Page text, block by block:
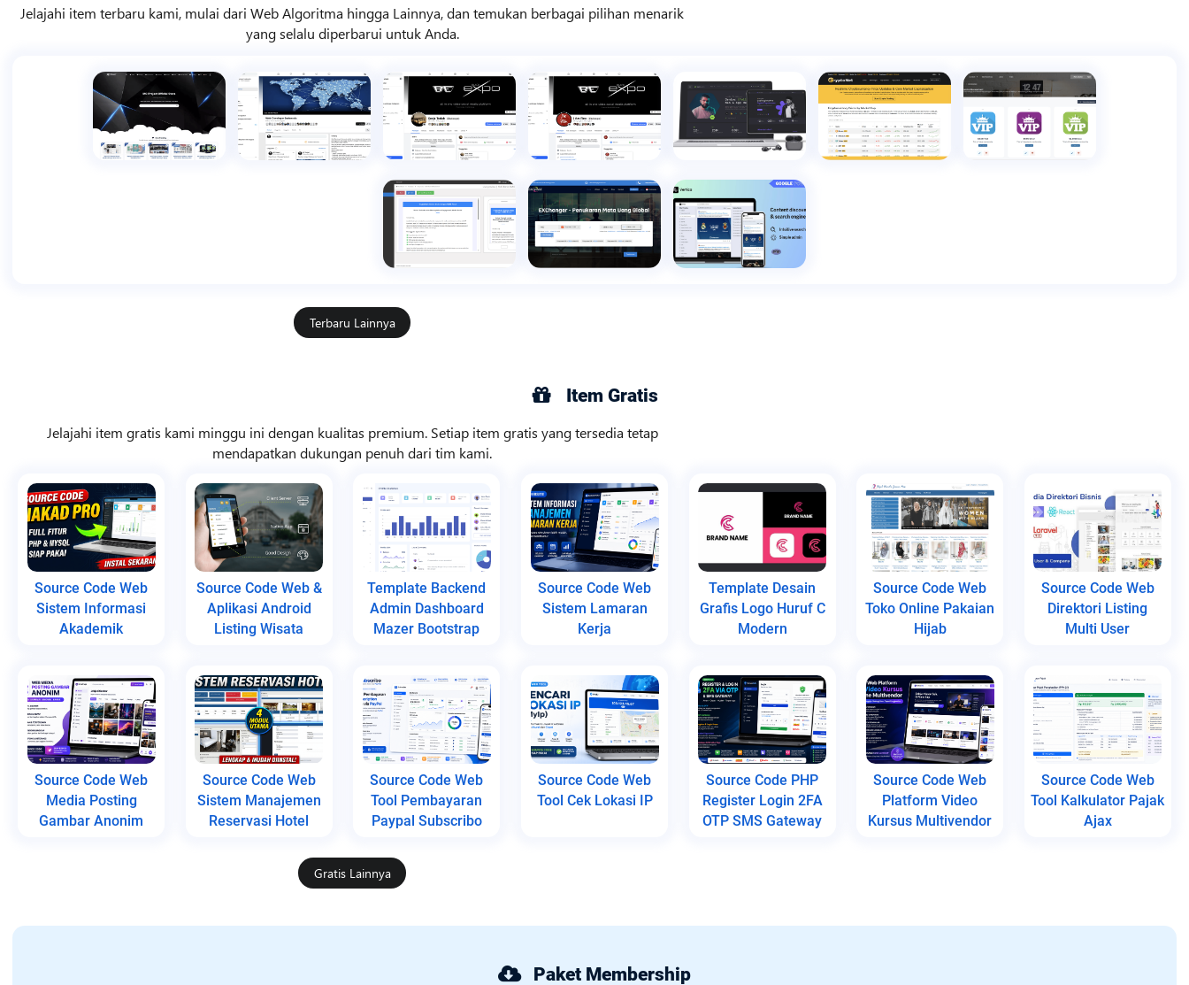
Jelajahi item terbaru kami, mulai dari Web Algoritma hingga Lainnya, dan temukan berbagai pilihan menarik
yang selalu diperbarui untuk Anda.
Terbaru Lainnya
Item Gratis
Jelajahi item gratis kami minggu ini dengan kualitas premium. Setiap item gratis yang tersedia tetap
mendapatkan dukungan penuh dari tim kami.
Source Code Web
Sistem Informasi
Akademik
Source Code Web &
Aplikasi Android
Listing Wisata
Template Backend
Admin Dashboard
Mazer Bootstrap
Source Code Web
Sistem Lamaran
Kerja
Template Desain
Grafis Logo Huruf C
Modern
Source Code Web
Toko Online Pakaian
Hijab
Source Code Web
Direktori Listing
Multi User
Source Code Web
Media Posting
Gambar Anonim
Source Code Web
Sistem Manajemen
Reservasi Hotel
Source Code Web
Tool Pembayaran
Paypal Subscribo
Source Code Web
Tool Cek Lokasi IP
Source Code PHP
Register Login 2FA
OTP SMS Gateway
Source Code Web
Platform Video
Kursus Multivendor
Source Code Web
Tool Kalkulator Pajak
Ajax
Gratis Lainnya
Paket Membership